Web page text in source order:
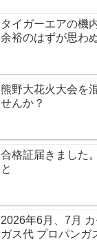
タイガーエアの機
余裕のはずが思わ
熊野大花火大会を
せんか？
合格証届きました
と
2026年6月、7月
ガス代 プロパンガ